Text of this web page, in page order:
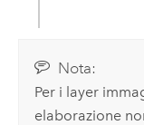
Nota:
Per i layer
elaborazione